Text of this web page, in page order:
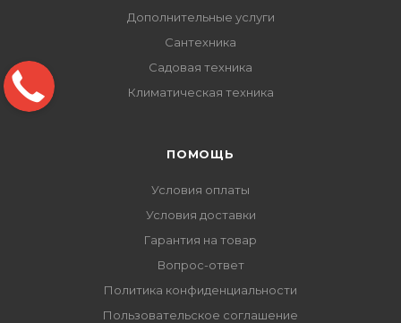
Дополнительные услуги
Сантехника
Садовая техника
Климатическая техника
ПОМОЩЬ
Условия оплаты
Условия доставки
Гарантия на товар
Вопрос-ответ
Политика конфиденциальности
Пользовательское соглашение